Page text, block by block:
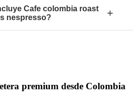
Cafe colombia roast
nespresso?
+
premium desde Colombia